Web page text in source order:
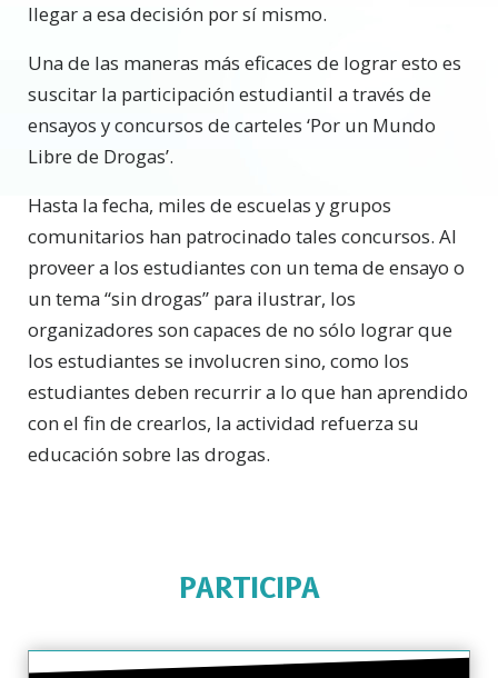
llegar a esa decisión por sí mismo.
Una de las maneras más eficaces de lograr esto es
suscitar la participación estudiantil a través de
ensayos y concursos de carteles ‘Por un Mundo
Libre de Drogas’.
Hasta la fecha, miles de escuelas y grupos
comunitarios han patrocinado tales concursos. Al
proveer a los estudiantes con un tema de ensayo o
un tema “sin drogas” para ilustrar, los
organizadores son capaces de no sólo lograr que
los estudiantes se involucren sino, como los
estudiantes deben recurrir a lo que han aprendido
con el fin de crearlos, la actividad refuerza su
educación sobre las drogas.
PARTICIPA